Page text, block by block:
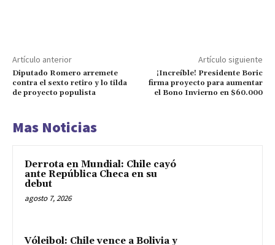
Artículo anterior
Diputado Romero arremete
contra el sexto retiro y lo tilda
de proyecto populista
Artículo siguiente
¡Increíble! Presidente Boric
firma proyecto para aumentar
el Bono Invierno en $60.000
Mas Noticias
Derrota en Mundial: Chile cayó
ante República Checa en su
debut
agosto 7, 2026
Vóleibol: Chile vence a Bolivia y